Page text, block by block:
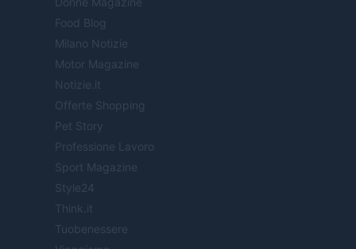
Food Blog
Milano Notizie
Motor Magazine
Notizie.it
Offerte Shopping
Pet Story
Professione Lavoro
Sport Magazine
Style24
Think.it
Tuobenessere